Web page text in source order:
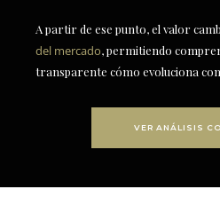
A partir de ese punto, el valor
del mercado, permitiendo
transparente cómo evoluciona
VER ANÁLISIS